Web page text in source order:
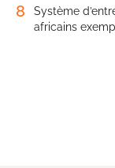
8
Système
africains